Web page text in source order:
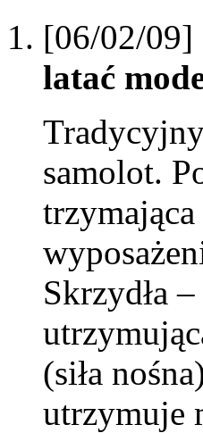
[06/02/09]
latać
samolot.
Skrzydła
(siła
utrzymuje